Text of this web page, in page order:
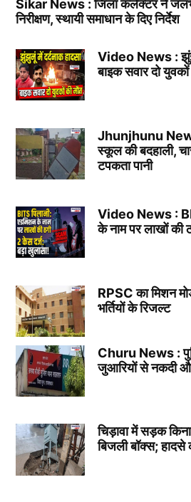
Sikar News : जिला कलेक्टर ने
निरीक्षण, स्थायी समाधान के दिए निर्देश
Video News :
बाइक सवार दो
Jhunjhunu
स्कूल की बदहाली,
टपकता पानी
Video News :
के नाम पर लाखों की
RPSC का मिशन
भर्तियों के रिजल्ट
Churu News :
जुआरियों से नकदी और
चिड़ावा में सड़क
बिजली बॉक्स; हादसे